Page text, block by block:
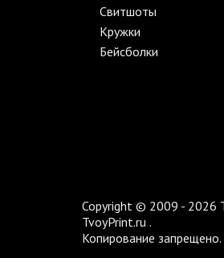
Свитшоты
Кружки
Бейсболки
Copyright © 2009 - 2026
TvoyPrint.ru .
Копирование запрещено.